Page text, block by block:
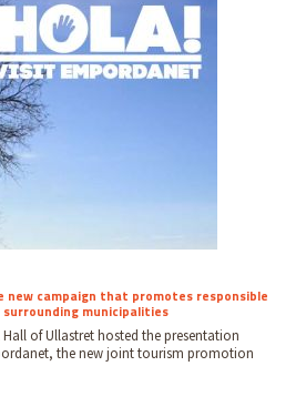
new campaign that promotes responsible
municipalities
of Ullastret hosted the presentation
the new joint tourism promotion